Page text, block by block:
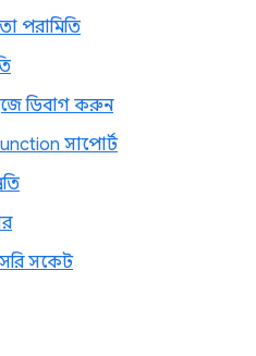
পরামিতি
ডিবাগ করুন
সাপোর্ট
সকেট